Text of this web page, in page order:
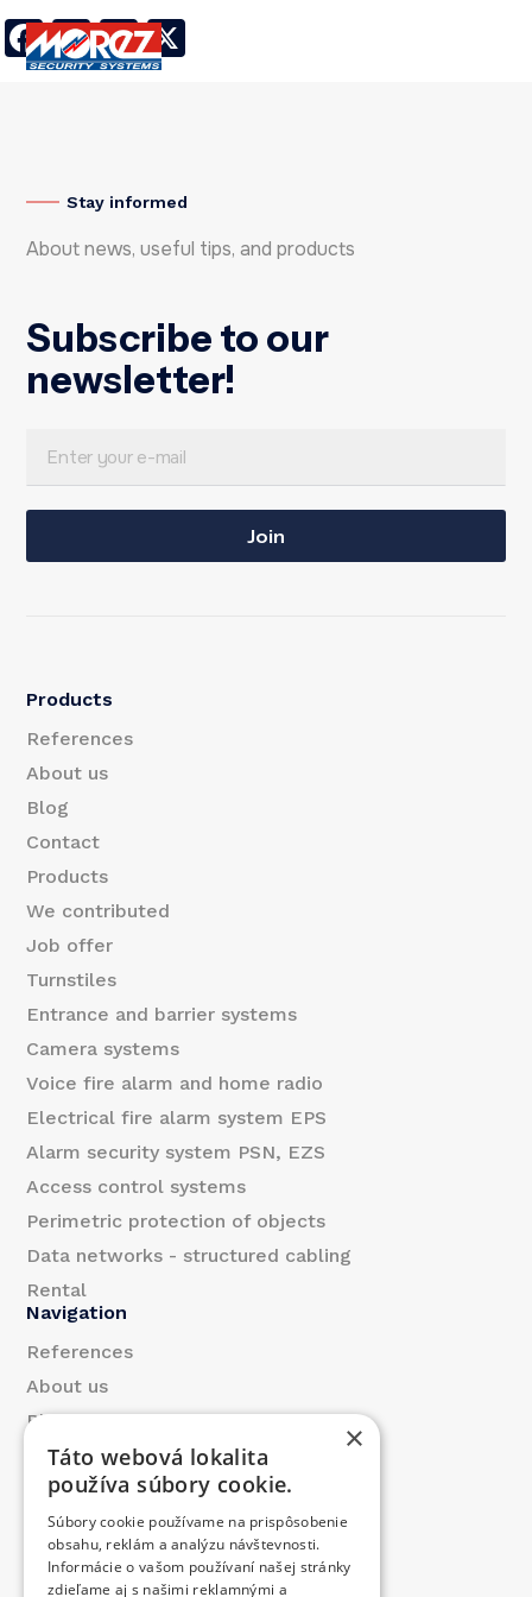
Facebook
LinkedIn
Twitter
Stay informed
About news, useful tips, and products
Subscribe to our
newsletter!
E
m
a
E
m
a
i
l
E
m
a
i
l
m
Join
Products
References
About us
Blog
Contact
Products
We contributed
Job offer
Turnstiles
Entrance and barrier systems
Camera systems
Voice fire alarm and home radio
Electrical fire alarm system EPS
Alarm security system PSN, EZS
Access control systems
Perimetric protection of objects
Data networks - structured cabling
Rental
Navigation
References
About us
Blog
Contact
Products
We contributed
Job offer
Contact
×
Táto webová lokalita
používa súbory cookie.
Súbory cookie používame na prispôsobenie
obsahu, reklám a analýzu návštevnosti.
Informácie o vašom používaní našej stránky
zdieľame aj s našimi reklamnými a